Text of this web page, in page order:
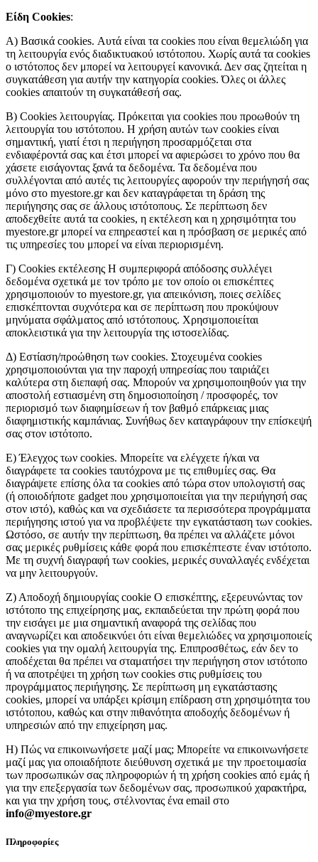
Είδη Cookies:
A) Βασικά cookies. Αυτά είναι τα cookies που είναι θεμελιώδη για
τη λειτουργία ενός διαδικτυακού ιστότοπου. Χωρίς αυτά τα cookies
ο ιστότοπος δεν μπορεί να λειτουργεί κανονικά. Δεν σας ζητείται η
συγκατάθεση για αυτήν την κατηγορία cookies. Όλες οι άλλες
cookies απαιτούν τη συγκατάθεσή σας.
Β) Cookies λειτουργίας. Πρόκειται για cookies που προωθούν τη
λειτουργία του ιστότοπου. Η χρήση αυτών των cookies είναι
σημαντική, γιατί έτσι η περιήγηση προσαρμόζεται στα
ενδιαφέροντά σας και έτσι μπορεί να αφιερώσει το χρόνο που θα
χάσετε εισάγοντας ξανά τα δεδομένα. Τα δεδομένα που
συλλέγονται από αυτές τις λειτουργίες αφορούν την περιήγησή σας
μόνο στο myestore.gr και δεν καταγράφεται τη δράση της
περιήγησης σας σε άλλους ιστότοπους. Σε περίπτωση δεν
αποδεχθείτε αυτά τα cookies, η εκτέλεση και η χρησιμότητα του
myestore.gr μπορεί να επηρεαστεί και η πρόσβαση σε μερικές από
τις υπηρεσίες του μπορεί να είναι περιορισμένη.
Γ) Cookies εκτέλεσης Η συμπεριφορά απόδοσης συλλέγει
δεδομένα σχετικά με τον τρόπο με τον οποίο οι επισκέπτες
χρησιμοποιούν το myestore.gr, για απεικόνιση, ποιες σελίδες
επισκέπτονται συχνότερα και σε περίπτωση που προκύψουν
μηνύματα σφάλματος από ιστότοπους. Χρησιμοποιείται
αποκλειστικά για την λειτουργία της ιστοσελίδας.
Δ) Εστίαση/προώθηση των cookies. Στοχευμένα cookies
χρησιμοποιούνται για την παροχή υπηρεσίας που ταιριάζει
καλύτερα στη διεπαφή σας. Μπορούν να χρησιμοποιηθούν για την
αποστολή εστιασμένη στη δημοσιοποίηση / προσφορές, τον
περιορισμό των διαφημίσεων ή τον βαθμό επάρκειας μιας
διαφημιστικής καμπάνιας. Συνήθως δεν καταγράφουν την επίσκεψή
σας στον ιστότοπο.
Ε) Έλεγχος των cookies. Μπορείτε να ελέγχετε ή/και να
διαγράφετε τα cookies ταυτόχρονα με τις επιθυμίες σας. Θα
διαγράψετε επίσης όλα τα cookies από τώρα στον υπολογιστή σας
(ή οποιοδήποτε gadget που χρησιμοποιείται για την περιήγησή σας
στον ιστό), καθώς και να σχεδιάσετε τα περισσότερα προγράμματα
περιήγησης ιστού για να προβλέψετε την εγκατάσταση των cookies.
Ωστόσο, σε αυτήν την περίπτωση, θα πρέπει να αλλάζετε μόνοι
σας μερικές ρυθμίσεις κάθε φορά που επισκέπτεστε έναν ιστότοπο.
Με τη συχνή διαγραφή των cookies, μερικές συναλλαγές ενδέχεται
να μην λειτουργούν.
Ζ) Αποδοχή δημιουργίας cookie Ο επισκέπτης, εξερευνώντας τον
ιστότοπο της επιχείρησης μας, εκπαιδεύεται την πρώτη φορά που
την εισάγει με μια σημαντική αναφορά της σελίδας που
αναγνωρίζει και αποδεικνύει ότι είναι θεμελιώδες να χρησιμοποιείς
cookies για την ομαλή λειτουργία της. Επιπροσθέτως, εάν δεν το
αποδέχεται θα πρέπει να σταματήσει την περιήγηση στον ιστότοπο
ή να αποτρέψει τη χρήση των cookies στις ρυθμίσεις του
προγράμματος περιήγησης. Σε περίπτωση μη εγκατάστασης
cookies, μπορεί να υπάρξει κρίσιμη επίδραση στη χρησιμότητα του
ιστότοπου, καθώς και στην πιθανότητα αποδοχής δεδομένων ή
υπηρεσιών από την επιχείρηση μας.
Η) Πώς να επικοινωνήσετε μαζί μας; Μπορείτε να επικοινωνήσετε
μαζί μας για οποιαδήποτε διεύθυνση σχετικά με την προετοιμασία
των προσωπικών σας πληροφοριών ή τη χρήση cookies από εμάς ή
για την επεξεργασία των δεδομένων σας, προσωπικού χαρακτήρα,
και για την χρήση τους, στέλνοντας ένα email στο
info@myestore.gr
Πληροφορίες